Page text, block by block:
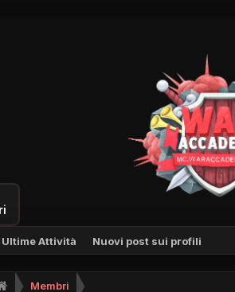
Ultime Attività Nuovi post sui profili
Membri